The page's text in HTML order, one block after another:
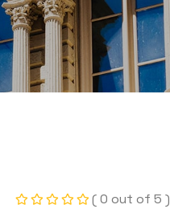
( 0 out of 5 )